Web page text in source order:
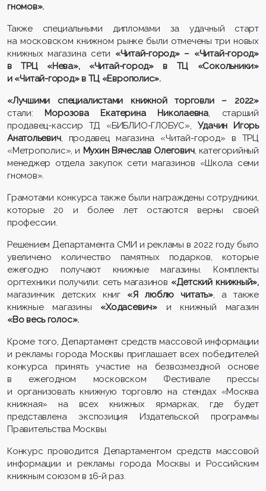
гномов».
Также специальными дипломами за удачный старт
на московском книжном рынке были отмечены три новых
книжных магазина сети «Читай-город» – «Читай-город»
в ТРЦ «Нева», «Читай-город» в ТЦ «Сокольники»
и «Читай-город» в ТЦ «Европолис».
«Лучшими специалистами книжной торговли – 2022»
стали: Морозова Екатерина Николаевна, старший
продавец-кассир ТД «БИБЛИО-ГЛОБУС», Удачин Игорь
Анатольевич, продавец магазина «Читай-город» в ТРЦ
«Метрополис», и Мухин Вячеслав Олегович, категорийный
менеджер отдела закупок сети магазинов «Школа семи
гномов».
Грамотами конкурса также были награждены сотрудники,
которые 20 и более лет остаются верны своей
профессии.
Решением Департамента СМИ и рекламы в 2022 году было
увеличено количество памятных подарков, которые
ежегодно получают книжные магазины. Комплекты
оргтехники получили: сеть магазинов «Детский книжный»,
магазинчик детских книг «Я люблю читать», а также
книжные магазины «Ходасевич»и книжный магазин
«Во весь голос».
Кроме того, Департамент средств массовой информации
и рекламы города Москвы приглашает всех победителей
конкурса принять участие на безвозмездной основе
в ежегодном московском Фестивале прессы
и организовать книжную торговлю на стендах «Москва
книжная» на всех книжных ярмарках, где будет
представлена экспозиция Издательской программы
Правительства Москвы.
Конкурс проводится Департаментом средств массовой
информации и рекламы города Москвы и Российским
книжным союзом в 16-й раз.